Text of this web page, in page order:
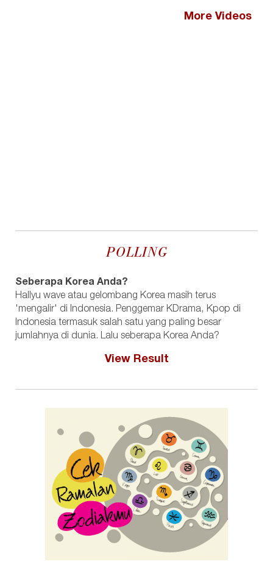
More Videos
POLLING
Seberapa Korea Anda?
Hallyu wave atau gelombang Korea masih terus
'mengalir' di Indonesia. Penggemar KDrama, Kpop di
Indonesia termasuk salah satu yang paling besar
jumlahnya di dunia. Lalu seberapa Korea Anda?
View Result